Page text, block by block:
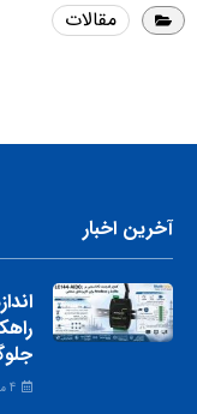
مقالات
آخرین اخبار
4 مرداد 1405